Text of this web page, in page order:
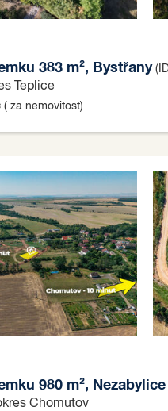
383 m², Bystřany
Teplice
( za nemovitost)
980 m², Nezabylice
Chomutov